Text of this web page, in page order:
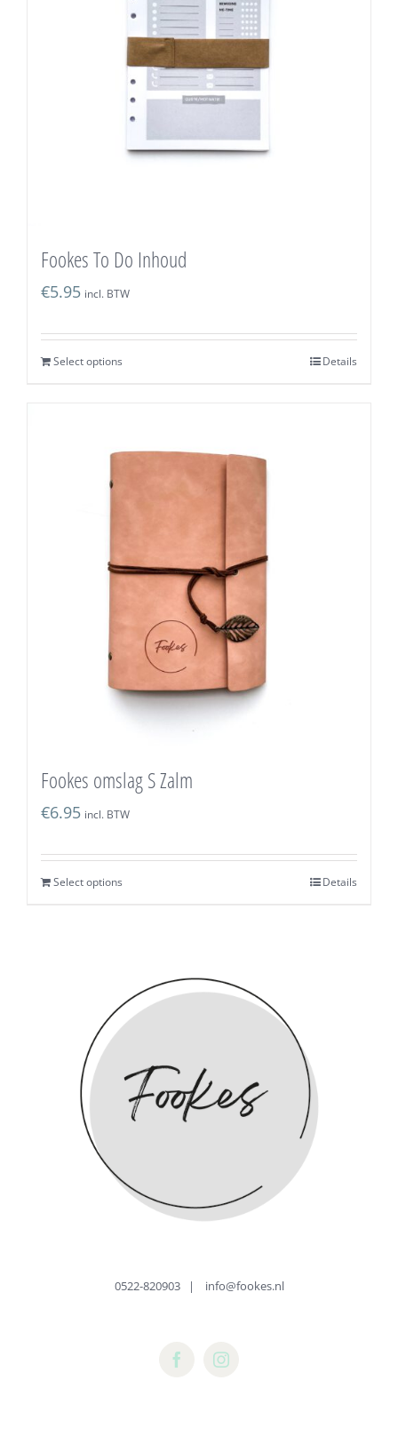
Fookes To Do Inhoud
€5.95 incl. BTW
Select options Details
Fookes omslag S Zalm
€6.95 incl. BTW
Select options Details
0522-820903| info@fookes.nl